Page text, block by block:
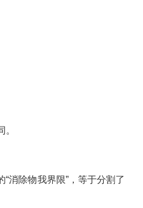
消除物我界限”，等于分割了